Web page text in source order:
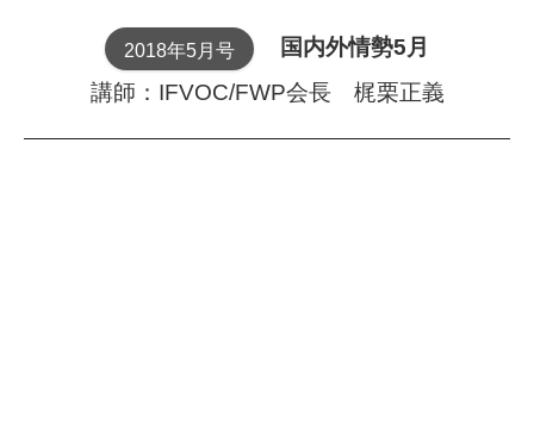
2018年5月号
国内外情勢5月
講師：IFVOC/FWP会長 梶栗正義